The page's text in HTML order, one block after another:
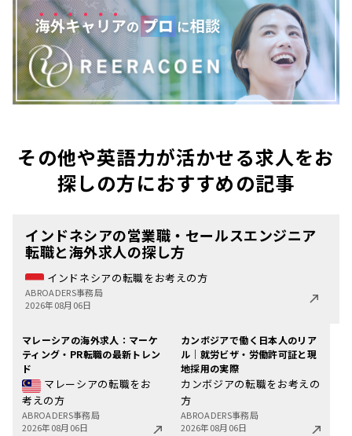
その他や英語力が活かせる求人をお
探しの方におすすめの記事
インドネシアの営業職・セールスエンジニア
転職と海外求人の探し方
インドネシアの転職をお考えの方
ABROADERS事務局
2026年08月06日
マレーシアの海外求人：マーケ
ティング・PR転職の最新トレン
ド
マレーシアの転職をお
考えの方
ABROADERS事務局
2026年08月06日
カンボジアで働く日本人のリア
ル｜就労ビザ・労働許可証と現
地採用の実際
カンボジアの転職をお考えの
方
ABROADERS事務局
2026年08月06日